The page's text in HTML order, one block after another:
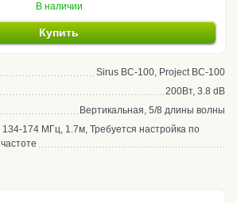
В наличии
Купить
Sirus BC-100, Project BC-100
200Вт, 3.8 dB
Вертикальная, 5/8 длины волны
134-174 МГц, 1.7м, Требуется настройка по
частоте